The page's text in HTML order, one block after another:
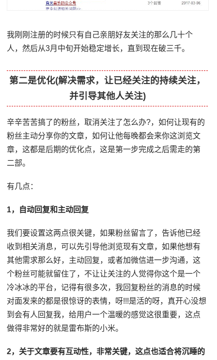
我刚刚注册的时候只有自己亲朋好友关注的那么几十个
人，然后从3月中旬开始稳定增长，直到现在破三千。
第二是优化(解决需求，让已经关注的持续关注，
并引导其他人关注)
辛辛苦苦搞了的粉丝，取消关注了怎么办?，如何让现有的
粉丝主动分享你的文章，如何让他每晚都会来你这浏览文
章，这都是后期的优化点，这是第一步完成之后需走的第
二部。
有几点：
1，自动回复和主动回复
我们要设置这两点很关键，如果粉丝留言了，告诉他已经
收到相关消息，可以先引导他浏览现有文章，如果他想有
其他需求那么好，主动回复，或者加微信进一步沟通，这
个粉丝可能就留住了，不让让关注的人觉得你这个是一个
冷冰冰的平台，记得有很多次，我回复粉丝的消息的时候
对面发来的都是很惊讶的表情，呀!!!是活的呀，真开心没想
到会有人回复我，给用户一个温暖的感觉这很重要，这点
做得非常好的就是雷布斯的小米。
2，关于文章要有互动性，非常关键，这点也适合将沉睡的